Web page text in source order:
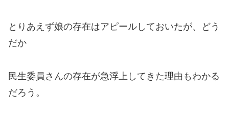
とりあえず娘の存在はアピールしておいたが、どう
だか
民生委員さんの存在が急浮上してきた理由もわかる
だろう。